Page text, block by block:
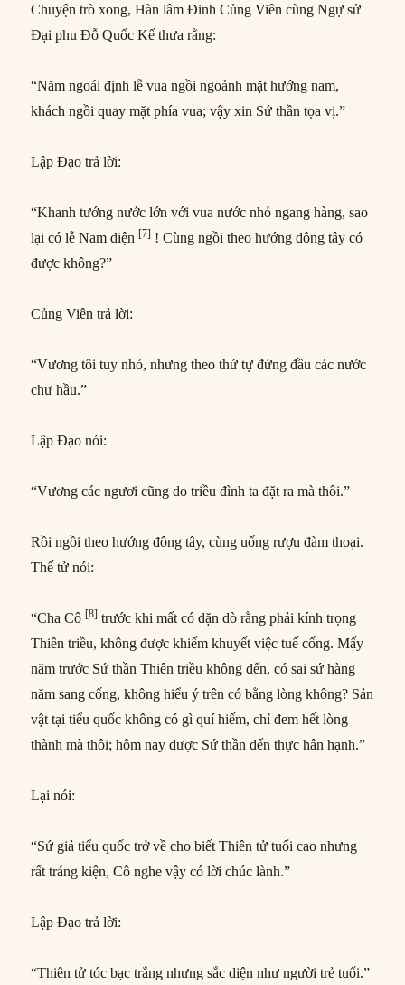
Chuyện trò xong, Hàn lâm Đinh Củng Viên cùng Ngự sử
Đại phu Đỗ Quốc Kế thưa rằng:
“Năm ngoái định lễ vua ngồi ngoảnh mặt hướng nam,
khách ngồi quay mặt phía vua; vậy xin Sứ thần tọa vị.”
Lập Đạo trả lời:
“Khanh tướng nước lớn với vua nước nhỏ ngang hàng, sao
lại có lễ Nam diện[7] ! Cùng ngồi theo hướng đông tây có
được không?”
Củng Viên trả lời:
“Vương tôi tuy nhỏ, nhưng theo thứ tự đứng đầu các nước
chư hầu.”
Lập Đạo nói:
“Vương các ngươi cũng do triều đình ta đặt ra mà thôi.”
Rồi ngồi theo hướng đông tây, cùng uống rượu đàm thoại.
Thế tử nói:
“Cha Cô[8] trước khi mất có dặn dò rằng phải kính trọng
Thiên triều, không được khiếm khuyết việc tuế cống. Mấy
năm trước Sứ thần Thiên triều không đến, có sai sứ hàng
năm sang cống, không hiểu ý trên có bằng lòng không? Sản
vật tại tiểu quốc không có gì quí hiếm, chỉ đem hết lòng
thành mà thôi; hôm nay được Sứ thần đến thực hân hạnh.”
Lại nói:
“Sứ giả tiểu quốc trở về cho biết Thiên tử tuổi cao nhưng
rất tráng kiện, Cô nghe vậy có lời chúc lành.”
Lập Đạo trả lời:
“Thiên tử tóc bạc trắng nhưng sắc diện như người trẻ tuổi.”